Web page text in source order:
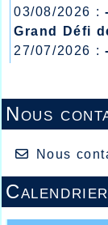
03/08/2026 :
Grand Défi
27/07/2026 :
13/07/2026 :
Régionaux /
Nous
Nous
Calendrier